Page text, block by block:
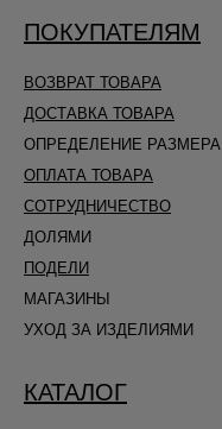
ПОКУПАТЕЛЯМ
ВОЗВРАТ ТОВАРА
ДОСТАВКА ТОВАРА
ОПРЕДЕЛЕНИЕ РАЗМЕРА
ОПЛАТА ТОВАРА
СОТРУДНИЧЕСТВО
ДОЛЯМИ
ПОДЕЛИ
МАГАЗИНЫ
УХОД ЗА ИЗДЕЛИЯМИ
КАТАЛОГ